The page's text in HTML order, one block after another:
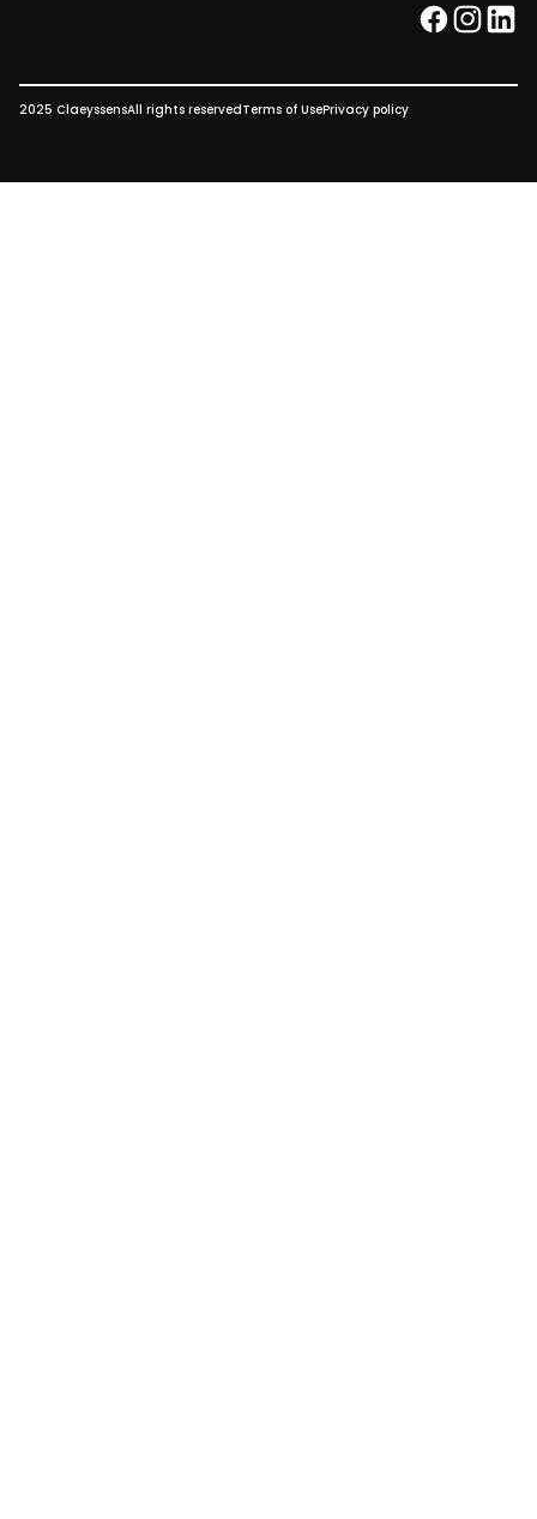
facebook
2025 ClaeyssensAll rights reservedTerms of UsePrivacy policy